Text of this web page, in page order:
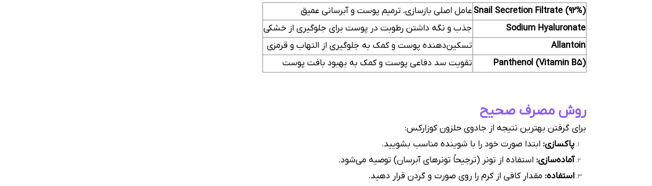
Snail Secretion Filtrate (92%)عامل اصلی بازسازی، ترمیم پوست و آبرسانی عمیق
Sodium Hyaluronate
جذب و نگه داشتن رطوبت در پوست برای جلوگیری از خشکی
Allantoin
تسکین‌دهنده پوست و کمک به جلوگیری از التهاب و قرمزی
Panthenol (Vitamin B5)
تقویت سد دفاعی پوست و کمک به بهبود بافت پوست
روش مصرف صحیح
برای گرفتن بهترین نتیجه از جادوی حلزون کوزارکس:
پاکسازی: ابتدا صورت خود را با شوینده مناسب بشویید.
آماده‌سازی: استفاده از تونر (ترجیحاً تونرهای آبرسان) توصیه می‌شود.
استفاده: مقدار کافی از کرم را روی صورت و گردن قرار دهید.